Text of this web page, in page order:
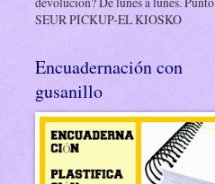
SEUR PICKUP-EL KIOSKO
Encuadernación con
gusanillo